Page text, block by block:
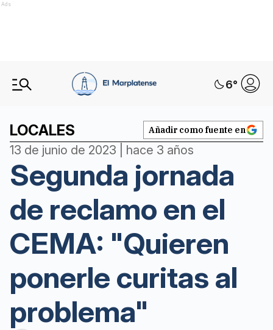
Ads
6°
LOCALES Añadir como fuente en
13 de junio de 2023 | hace 3 años
Segunda jornada
de reclamo en el
CEMA: "Quieren
ponerle curitas al
problema"